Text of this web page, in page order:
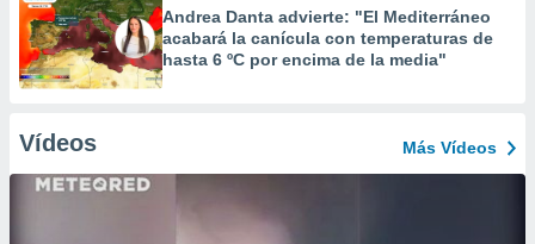
Andrea Danta advierte: "El Mediterráneo
acabará la canícula con temperaturas de
hasta 6 ºC por encima de la media"
Vídeos Más Vídeos